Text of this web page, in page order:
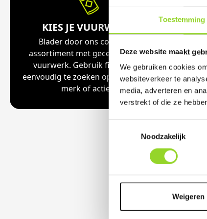
Toestemming
Deze website maakt
We gebruiken cookies
websiteverkeer te
media, adverteren en
verstrekt of die ze
Noodzakelijk
Weigeren
KIES JE VUURWERK
Blader door ons complete
assortiment met gecertificeerd
vuurwerk. Gebruik filters om
eenvoudig te zoeken op categorie,
merk of actie.
welke
buurt